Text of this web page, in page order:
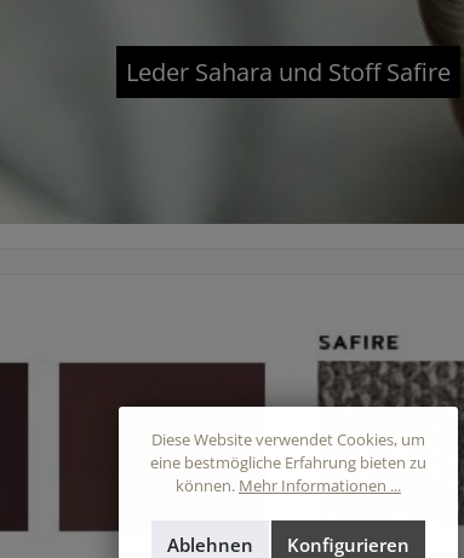
Leder Sahara und Stoff Safire
Diese Website verwendet Cookies, um
eine bestmögliche Erfahrung bieten zu
können. Mehr Informationen ...
Ablehnen Konfigurieren